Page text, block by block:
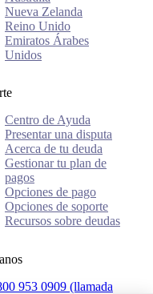
Nueva Zelanda
Reino Unido
Emiratos Árabes
Unidos
Centro de Ayuda
Presentar una disputa
Acerca de tu deuda
Gestionar tu plan de
pagos
Opciones de pago
Opciones de soporte
Recursos sobre deudas
953 0909 (llamada